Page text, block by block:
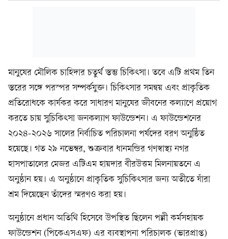
মানুষের মৌলিক চাহিদার চতুর্থ স্তম্ভ চিকিৎসা। তবে এটি প্রথম তিন
স্তরের সঙ্গে পরস্পর সম্পর্কযুক্ত। চিকিৎসার সমন্বয় এবং প্রাকৃতিক
প্রতিরোধকে কার্যকর করে সাধারণ মানুষের জীবনের কল্যাণে প্রয়োগ
করতে চায় সুচিকিৎসা জনকল্যাণ ফাউন্ডেশন। এ ফাউন্ডেশনের
২০২৪-২০২৬ সালের নির্বাচিত পরিচালনা পর্ষদের বরণ অনুষ্ঠিত
হয়েছে। গত ২৯ নভেম্বর, শুক্রবার ধানমন্ডির গণস্বাস্থ্য নগর
হাসপাতালের মেজর এটিএম হায়দার বীরউত্তম মিলনায়তনে এ
অনুষ্ঠান হয়। এ অনুষ্ঠানে প্রাকৃতিক সুচিকিৎসার জন্য অতীতে যাঁরা
শ্রম দিয়েছেন তাঁদের স্মরণও করা হয়।
অনুষ্ঠানে প্রধান অতিথি হিসেবে উপস্থিত ছিলেন পল্লী কর্মসহায়ক
ফাউন্ডেশন (পিকেএসএফ) এর ব্যবস্থাপনা পরিচালক (ভারপ্রাপ্ত)